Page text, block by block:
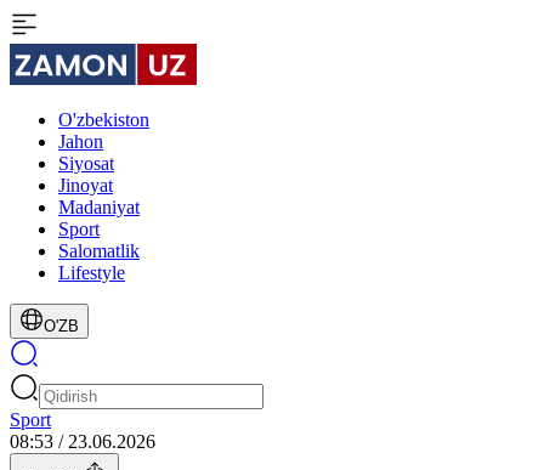
O'zbekiston
Jahon
Siyosat
Jinoyat
Madaniyat
Sport
Salomatlik
Lifestyle
O'ZB
Sport
08:53 / 23.06.2026